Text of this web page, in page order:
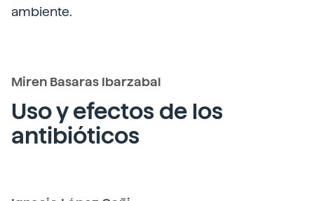
ambiente.
Miren Basaras Ibarzabal
Uso y efectos de los
antibióticos